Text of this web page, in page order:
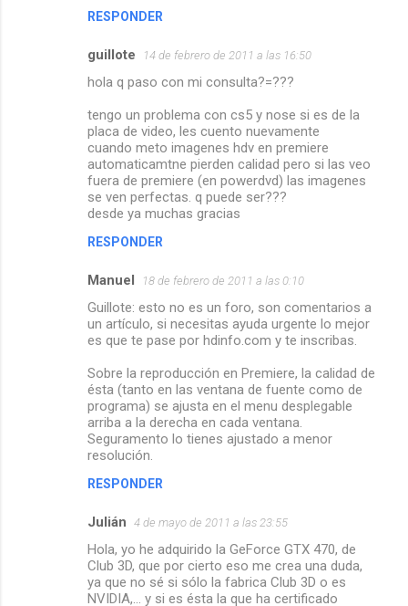
RESPONDER
guillote 14 de febrero de 2011 a las 16:50
hola q paso con mi consulta?=???
tengo un problema con cs5 y nose si es de la
placa de video, les cuento nuevamente
cuando meto imagenes hdv en premiere
automaticamtne pierden calidad pero si las veo
fuera de premiere (en powerdvd) las imagenes
se ven perfectas. q puede ser???
desde ya muchas gracias
RESPONDER
Manuel 18 de febrero de 2011 a las 0:10
Guillote: esto no es un foro, son comentarios a
un artículo, si necesitas ayuda urgente lo mejor
es que te pase por hdinfo.com y te inscribas.
Sobre la reproducción en Premiere, la calidad de
ésta (tanto en las ventana de fuente como de
programa) se ajusta en el menu desplegable
arriba a la derecha en cada ventana.
Seguramento lo tienes ajustado a menor
resolución.
RESPONDER
Julián 4 de mayo de 2011 a las 23:55
Hola, yo he adquirido la GeForce GTX 470, de
Club 3D, que por cierto eso me crea una duda,
ya que no sé si sólo la fabrica Club 3D o es
NVIDIA,... y si es ésta la que ha certificado